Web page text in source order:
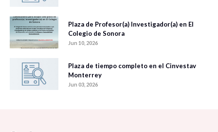
Plaza de Profesor(a) Investigador(a) en El
Colegio de Sonora
Jun 10, 2026
Plaza de tiempo completo en el Cinvestav
Monterrey
Jun 03, 2026